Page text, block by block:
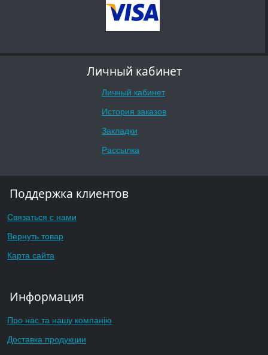
Личный кабинет
Личный кабинет
История заказов
Закладки
Рассылка
Поддержка клиентов
Связаться с нами
Вернуть товар
Карта сайта
Информация
Про нас та нашу компанію
Доставка продукции